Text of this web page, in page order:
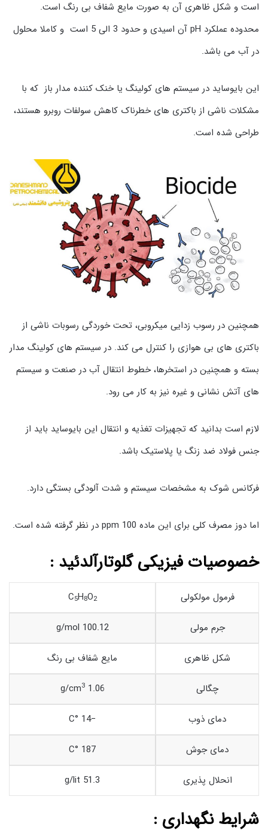
است و شکل ظاهری آن به صورت مایع شفاف بی رنگ است.
محدوده عملکرد pH آن اسیدی و حدود 3 الی 5 است و کاملا محلول
در آب می باشد.
این بایوساید در سیستم های کولینگ یا خنک کننده مدار باز که با
مشکلات ناشی از باکتری های خطرناک کاهش سولفات روبرو هستند،
طراحی شده است.
همچنین در رسوب زدایی میکروبی، تحت خوردگی رسوبات ناشی از
باکتری های بی هوازی را کنترل می کند. در سیستم های کولینگ مدار
بسته و همچنین در استخرها، خطوط انتقال آب در صنعت و سیستم
های آتش نشانی و غیره نیز به کار می رود.
لازم است بدانید که تجهیزات تغذیه و انتقال این بایوساید باید از
جنس فولاد ضد زنگ یا پلاستیک باشد.
فرکانس شوک به مشخصات سیستم و شدت آلودگی بستگی دارد.
اما دوز مصرف کلی برای این ماده 100 ppm در نظر گرفته شده است.
خصوصیات فیزیکی گلوتارآلدئید :
فرمول مولکولی C5H8O2
جرم مولی 100.12 g/mol
شکل ظاهری مایع شفاف بی رنگ
چگالی 1.06 g/cm
3
دمای ذوب −14 °C
دمای جوش 187 °C
انحلال پذیری 51.3 g/lit
شرایط نگهداری :